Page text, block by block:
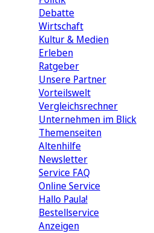
Debatte
Wirtschaft
Kultur & Medien
Erleben
Ratgeber
Unsere Partner
Vorteilswelt
Vergleichsrechner
Unternehmen im Blick
Themenseiten
Altenhilfe
Newsletter
Service FAQ
Online Service
Hallo Paula!
Bestellservice
Anzeigen